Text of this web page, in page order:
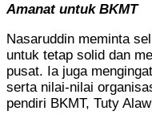
Amanat untuk BKMT
Nasaruddin meminta
untuk tetap solid dan
pusat. Ia juga
serta nilai-nilai
pendiri BKMT, Tuty